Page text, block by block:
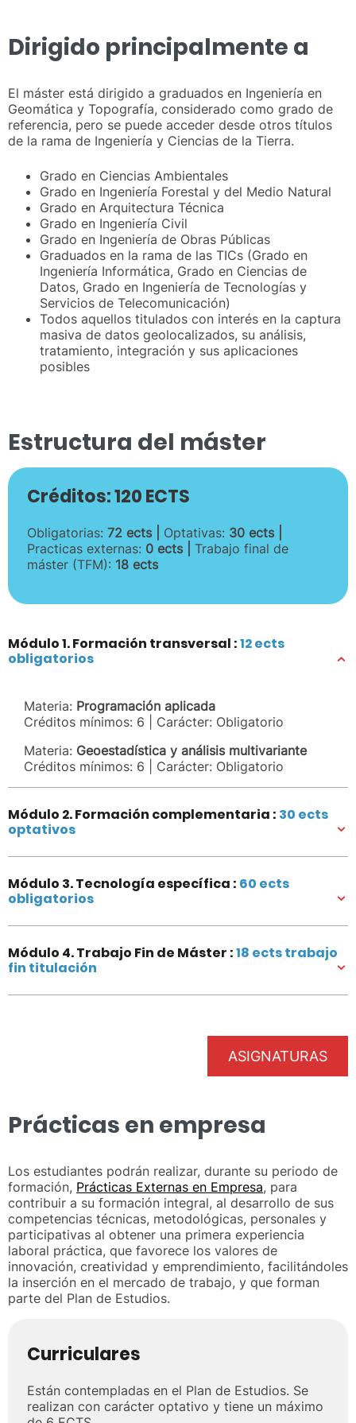
Dirigido principalmente a
El máster está dirigido a graduados en Ingeniería en
Geomática y Topografía, considerado como grado de
referencia, pero se puede acceder desde otros títulos
de la rama de Ingeniería y Ciencias de la Tierra.
Grado en Ciencias Ambientales
Grado en Ingeniería Forestal y del Medio Natural
Grado en Arquitectura Técnica
Grado en Ingeniería Civil
Grado en Ingeniería de Obras Públicas
Graduados en la rama de las TICs (Grado en
Ingeniería Informática, Grado en Ciencias de
Datos, Grado en Ingeniería de Tecnologías y
Servicios de Telecomunicación)
Todos aquellos titulados con interés en la captura
masiva de datos geolocalizados, su análisis,
tratamiento, integración y sus aplicaciones
posibles
Estructura del máster
Créditos: 120 ECTS
Obligatorias: 72 ects | Optativas: 30 ects |
Practicas externas: 0 ects | Trabajo final de
máster (TFM): 18 ects
Módulo 1. Formación transversal :12 ects
obligatorios
Materia: Programación aplicada
Créditos mínimos: 6 | Carácter: Obligatorio
Materia: Geoestadística y análisis multivariante
Créditos mínimos: 6 | Carácter: Obligatorio
Módulo 2. Formación complementaria : 30 ects
optativos
Módulo 3. Tecnología específica : 60 ects
obligatorios
Módulo 4. Trabajo Fin de Máster :18 ects trabajo
fin titulación
ASIGNATURAS
Prácticas en empresa
Los estudiantes podrán realizar, durante su periodo de
formación, Prácticas Externas en Empresa, para
contribuir a su formación integral, al desarrollo de sus
competencias técnicas, metodológicas, personales y
participativas al obtener una primera experiencia
laboral práctica, que favorece los valores de
innovación, creatividad y emprendimiento, facilitándoles
la inserción en el mercado de trabajo, y que forman
parte del Plan de Estudios.
Curriculares
Están contempladas en el Plan de Estudios. Se
realizan con carácter optativo y tiene un máximo